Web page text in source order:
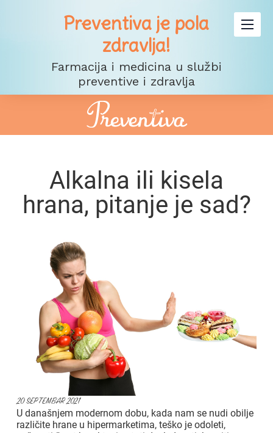
Preventiva je pola
zdravlja!
Farmacija i medicina u službi
preventive i zdravlja
Alkalna ili kisela
hrana, pitanje je sad?
20 SEPTEMBAR 2021
U današnjem modernom dobu, kada nam se nudi obilje
različite hrane u hipermarketima, teško je odoleti,